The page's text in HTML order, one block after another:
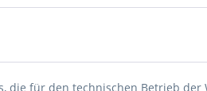
die für den technischen Betrieb